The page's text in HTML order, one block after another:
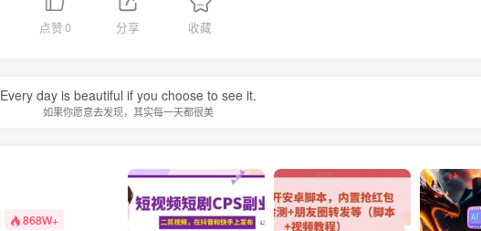
点赞0 分享 收藏
Every day is beautiful if you choose to see it.
如果你愿意去发现，其实每一天都很美
868W+